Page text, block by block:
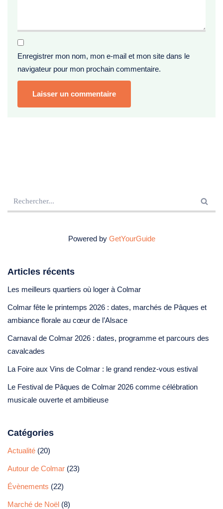
Enregistrer mon nom, mon e-mail et mon site dans le
navigateur pour mon prochain commentaire.
Powered by GetYourGuide
Articles récents
Les meilleurs quartiers où loger à Colmar
Colmar fête le printemps 2026 : dates, marchés de Pâques et
ambiance florale au cœur de l’Alsace
Carnaval de Colmar 2026 : dates, programme et parcours des
cavalcades
La Foire aux Vins de Colmar : le grand rendez-vous estival
Le Festival de Pâques de Colmar 2026 comme célébration
musicale ouverte et ambitieuse
Catégories
Actualité (20)
Autour de Colmar (23)
Évènements (22)
Marché de Noël (8)